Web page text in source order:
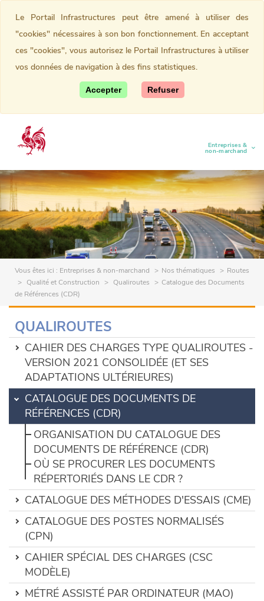
Entreprises &
non-marchand
(current)
Vous êtes ici : Entreprises & non-marchand Nos thématiques
Routes
Qualité et Construction
Qualiroutes
Catalogue des Documents
de Références (CDR)
QUALIROUTES
CAHIER DES CHARGES TYPE QUALIROUTES -
VERSION 2021 CONSOLIDÉE (ET SES
ADAPTATIONS ULTÉRIEURES)
CATALOGUE DES DOCUMENTS DE
RÉFÉRENCES (CDR)
ORGANISATION DU CATALOGUE DES
DOCUMENTS DE RÉFÉRENCE (CDR)
OÙ SE PROCURER LES DOCUMENTS
RÉPERTORIÉS DANS LE CDR ?
CATALOGUE DES MÉTHODES D'ESSAIS (CME)
CATALOGUE DES POSTES NORMALISÉS
(CPN)
CAHIER SPÉCIAL DES CHARGES (CSC
MODÈLE)
MÉTRÉ ASSISTÉ PAR ORDINATEUR (MAO)
Le Portail Infrastructures peut être amené à utiliser des
"cookies" nécessaires à son bon fonctionnement. En acceptant
ces "cookies", vous autorisez le Portail Infrastructures à utiliser
vos données de navigation à des fins statistiques.
Accepter Refuser